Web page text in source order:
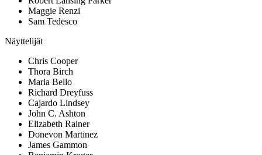
Maggie Renzi
Sam Tedesco
Näyttelijät
Chris Cooper
Thora Birch
Maria Bello
Richard Dreyfuss
Cajardo Lindsey
John C. Ashton
Elizabeth Rainer
Donevon Martinez
James Gammon